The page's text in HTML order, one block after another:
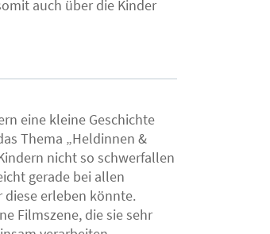
auch über die Kinder
eine kleine Geschichte
Thema „Heldinnen &
nicht so schwerfallen
gerade bei allen
erleben könnte.
Filmszene, die sie sehr